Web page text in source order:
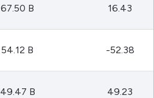
67.50 B 16.43
54.12 B -52.38
49.47 B 49.23